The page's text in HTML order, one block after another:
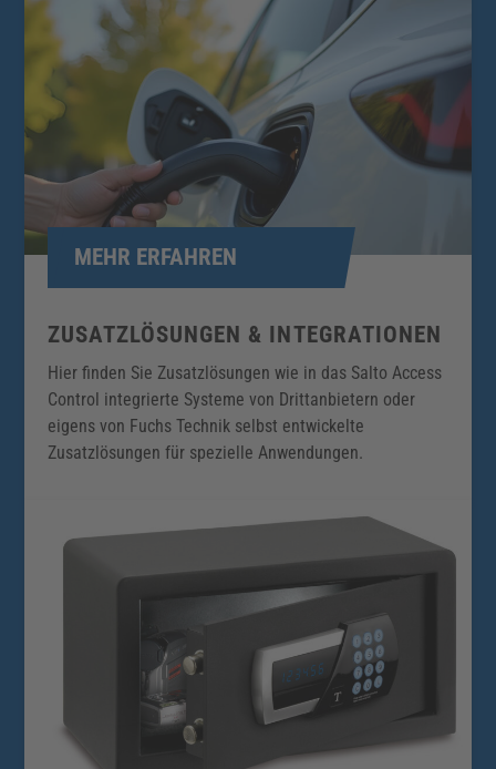
MEHR ERFAHREN
ZUSATZLÖSUNGEN & INTEGRATIONEN
Hier finden Sie Zusatzlösungen wie in das Salto Access
Control integrierte Systeme von Drittanbietern oder
eigens von Fuchs Technik selbst entwickelte
Zusatzlösungen für spezielle Anwendungen.